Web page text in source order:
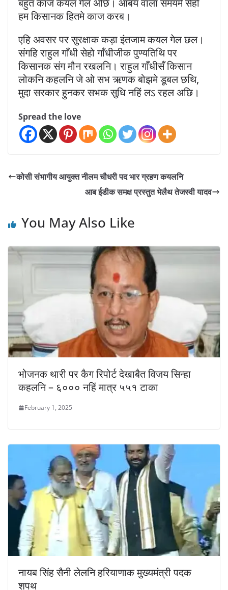
हम किसानक हितमे काज करब।
एहि अवसर पर सुरक्षाक कड़ा इंतजाम कयल गेल छल।
संगहि राहुल गाँधी सेहो गाँधीजीक पुण्यतिथि पर
किसानक संग मौन रखलनि। राहुल गाँधीसँ किसान
लोकनि कहलनि जे ओ सभ ऋणक बोझमे डूबल छथि,
मुदा सरकार हुनकर सभक सुधि नहिं लऽ रहल अछि।
Spread the love
कोसी संभागीय आयुक्त नीलम चौधरी पद भार ग्रहण कयलनि
आब ईडीक समक्ष प्रस्तुत भेलैथ तेजस्वी यादव
You May Also Like
भोजनक थारी पर कैग रिपोर्ट देखाबैत विजय सिन्हा
कहलनि – ६००० नहिं मात्र ५५१ टाका
February 1, 2025
नायब सिंह सैनी लेलनि हरियाणाक मुख्यमंत्री पदक
शपथ